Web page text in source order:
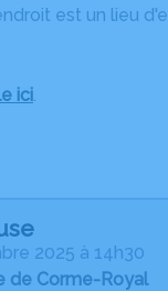
est un lieu
ici.
2025 à 14h30
de Corme-Royal